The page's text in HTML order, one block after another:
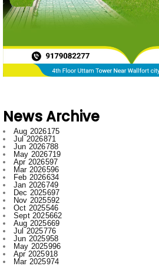
News Archive
Jun 2026
788
May 2026719
Apr 2026597
Mar 2026596
Feb 2026634
Jan 2026749
Dec 2025697
Nov 2025592
Oct 2025546
Sept 2025662
Aug 2025669
Jul 2025776
Jun 2025958
May 2025996
Apr 2025918
Mar 2025974
Feb 2025797
Jan 20251008
Dec 20241007
Nov 2024796